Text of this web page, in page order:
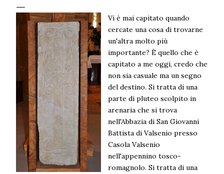
Vi è mai capitato quando
cercate una cosa di trovarne
un'altra molto più
importante? È quello che è
capitato a me oggi, credo che
non sia casuale ma un segno
del destino. Si tratta di una
parte di pluteo scolpito in
arenaria che si trova
nell'Abbazia di San Giovanni
Battista di Valsenio presso
Casola Valsenio
nell'appennino tosco-
romagnolo. Si tratta di una